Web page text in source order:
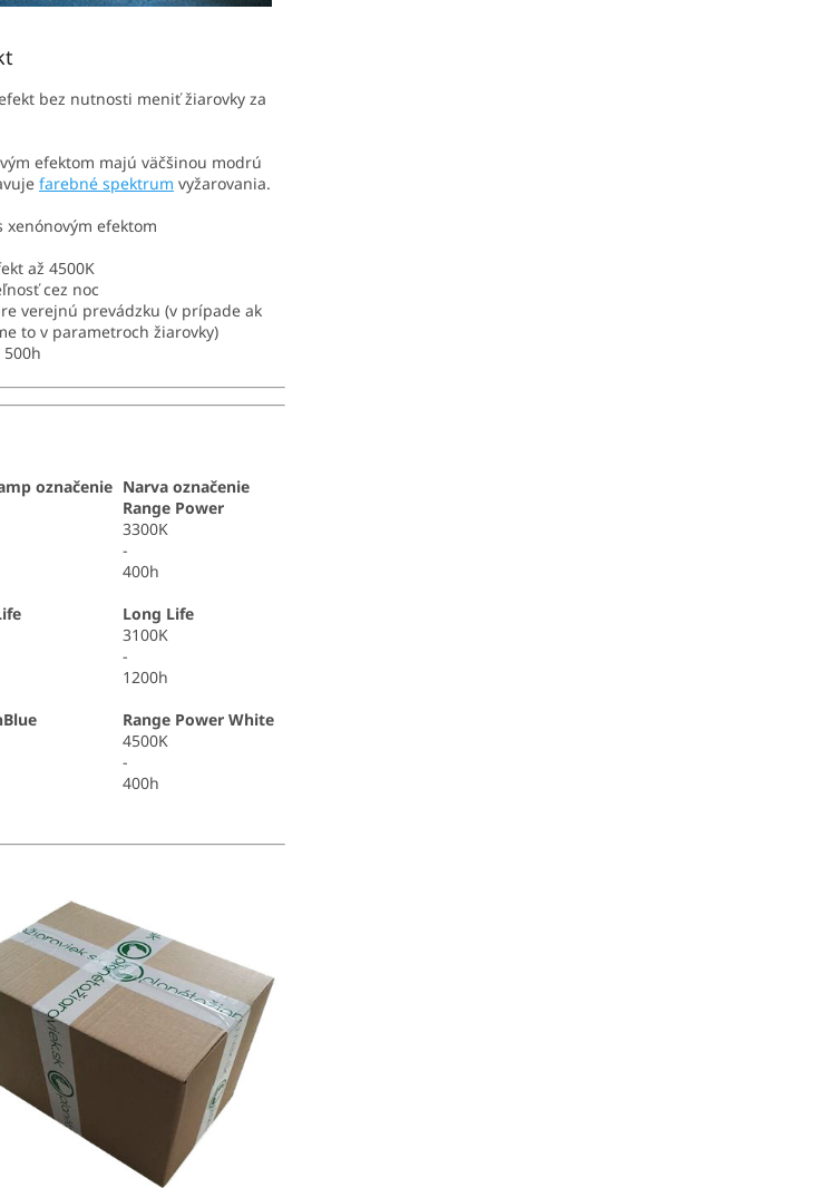
bez nutnosti meniť žiarovky za
efektom majú väčšinou modrú
farebné spektrum vyžarovania.
xenónovým efektom
až 4500K
cez noc
verejnú prevádzku (v prípade ak
to v parametroch žiarovky)
označenie Narva označenie
Range Power
3300K
-
400h
Long Life
3100K
-
1200h
Range Power White
4500K
-
400h